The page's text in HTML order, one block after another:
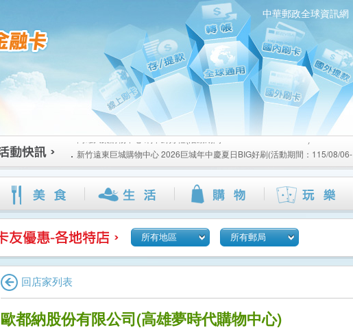
中華郵政全球資訊網
高雄大樂購物中心 刷卡郵好禮(活動期間：115/08/07-115/10/01)
新竹遠東巨城購物中心 2026巨城年中慶夏日BIG好刷(活動期間：115/08/06-
115/08/26)
臺北三創生活 有點東西第2波 刷卡郵好禮(活動期間：115/08/06-115/09/02)
高雄大樂購物中心 刷卡郵好禮(活動期間：115/08/07-115/10/01)
新竹遠東巨城購物中心 2026巨城年中慶夏日BIG好刷(活動期間：115/08/06-
115/08/26)
所有地區 所有郵局
回店家列表
歐都納股份有限公司(高雄夢時代購物中心)